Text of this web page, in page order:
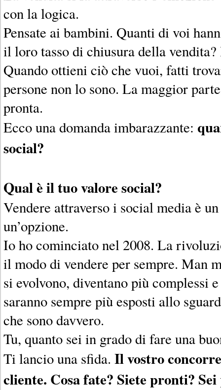
con la logica.
Pensate ai bambini. Quanti di voi
il loro tasso di chiusura della
Quando ottieni ciò che vuoi, fatti
persone non lo sono. La maggior
pronta.
Ecco una domanda imbarazzante:
social?
Qual è il tuo valore social?
Vendere attraverso i social media è
un’opzione.
Io ho cominciato nel 2008. La
il modo di vendere per sempre. Man
si evolvono, diventano più complessi
saranno sempre più esposti allo
che sono davvero.
Tu, quanto sei in grado di fare una
Ti lancio una sfida. Il vostro
cliente. Cosa fate? Siete pronti?